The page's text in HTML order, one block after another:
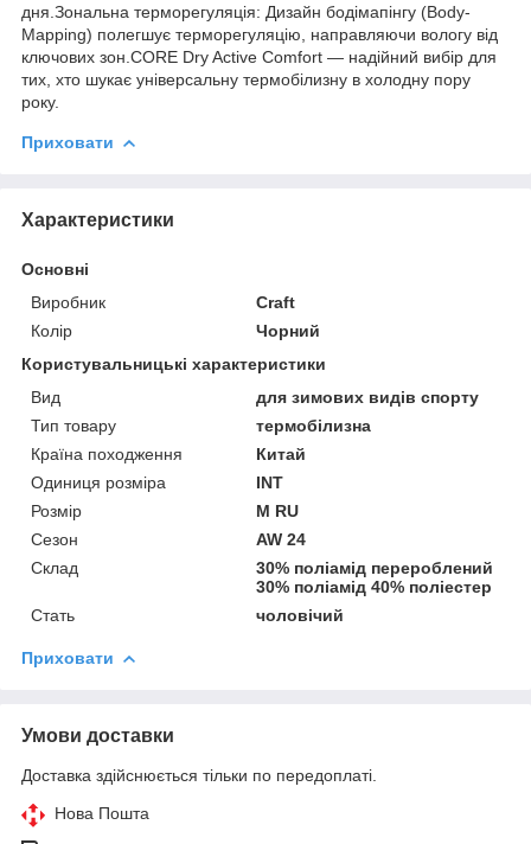
дня.Зональна терморегуляція: Дизайн бодімапінгу (Body-
Mapping) полегшує терморегуляцію, направляючи вологу від
ключових зон.CORE Dry Active Comfort — надійний вибір для
тих, хто шукає універсальну термобілизну в холодну пору
року.
Приховати
Характеристики
Основні
Виробник
Craft
Колір
Чорний
Користувальницькі характеристики
Вид
для зимових видiв спорту
Тип товару
термобілизна
Країна походження
Китай
Одиниця розміра
INT
Розмір
M RU
Сезон
AW 24
Склад
30% поліамід перероблений
30% поліамід 40% поліестер
Стать
чоловічий
Приховати
Умови доставки
Доставка здійснюється тільки по передоплаті.
Нова Пошта